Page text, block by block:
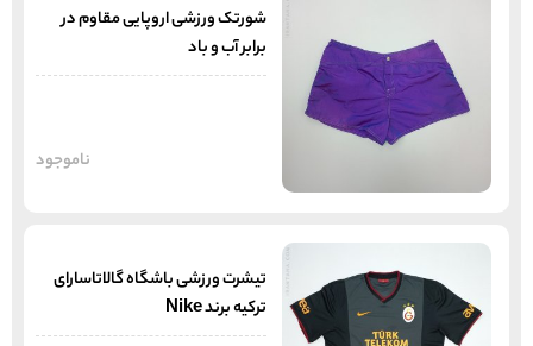
شورتک ورزشی اروپایی مقاوم در
برابر آب و باد
ناموجود
تیشرت ورزشی باشگاه گالاتاسارای
ترکیه برند Nike